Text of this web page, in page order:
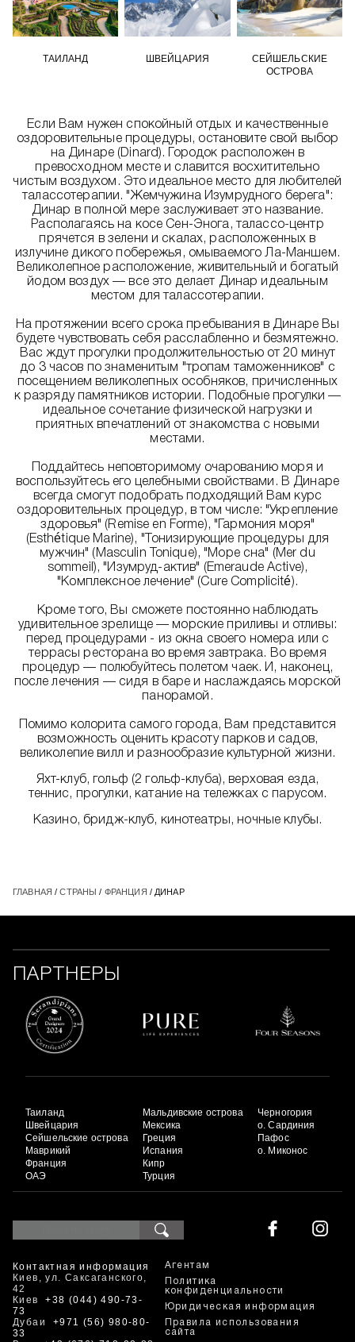
ТАИЛАНД ШВЕЙЦАРИЯ
СЕЙШЕЛЬСКИЕ
ОСТРОВА
Если Вам нужен спокойный отдых и качественные
оздоровительные процедуры, остановите свой выбор
на Динаре (Dinard). Городок расположен в
превосходном месте и славится восхитительно
чистым воздухом. Это идеальное место для любителей
талассотерапии. "Жемчужина Изумрудного берега":
Динар в полной мере заслуживает это название.
Располагаясь на косе Сен-Энога, талассо-центр
прячется в зелени и скалах, расположенных в
излучине дикого побережья, омываемого Ла-Маншем.
Великолепное расположение, живительный и богатый
йодом воздух — все это делает Динар идеальным
местом для талассотерапии.
На протяжении всего срока пребывания в Динаре Вы
будете чувствовать себя расслабленно и безмятежно.
Вас ждут прогулки продолжительностью от 20 минут
до 3 часов по знаменитым "тропам таможенников" с
посещением великолепных особняков, причисленных
к разряду памятников истории. Подобные прогулки —
идеальное сочетание физической нагрузки и
приятных впечатлений от знакомства с новыми
местами.
Поддайтесь неповторимому очарованию моря и
воспользуйтесь его целебными свойствами. В Динаре
всегда смогут подобрать подходящий Вам курс
оздоровительных процедур, в том числе: "Укрепление
здоровья" (Remise en Forme), "Гармония моря"
(Esthétique Marine), "Тонизирующие процедуры для
мужчин" (Masculin Tonique), "Море сна" (Mer du
sommeil), "Изумруд-актив" (Emeraude Active),
"Комплексное лечение" (Cure Complicité).
Кроме того, Вы сможете постоянно наблюдать
удивительное зрелище — морские приливы и отливы:
перед процедурами - из окна своего номера или с
террасы ресторана во время завтрака. Во время
процедур — полюбуйтесь полетом чаек. И, наконец,
после лечения — сидя в баре и наслаждаясь морской
панорамой.
Помимо колорита самого города, Вам представится
возможность оценить красоту парков и садов,
великолепие вилл и разнообразие культурной жизни.
Яхт-клуб, гольф (2 гольф-клуба), верховая езда,
теннис, прогулки, катание на тележках с парусом.
Казино, бридж-клуб, кинотеатры, ночные клубы.
ГЛАВНАЯ /СТРАНЫ / ФРАНЦИЯ / ДИНАР
ПАРТНЕРЫ
Таиланд
Швейцария
Сейшельские острова
Маврикий
Франция
ОАЭ
Мальдивские острова
Мексика
Греция
Испания
Кипр
Турция
Черногория
о. Сардиния
Пафос
о. Миконос
Контактная информация
Киев, ул. Саксаганского,
42
Киев+38 (044) 490-73-
73
Дубаи +971 (56) 980-80-
33
Агентам
Политика
конфиденциальности
Юридическая информация
Правила использования
сайта